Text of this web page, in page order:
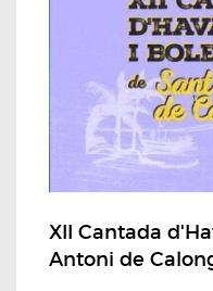
XII Cantada
Antoni de